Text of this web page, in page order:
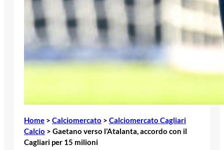
Home > Calciomercato > Calciomercato Cagliari
Calcio > Gaetano verso l’Atalanta, accordo con il
Cagliari per 15 milioni